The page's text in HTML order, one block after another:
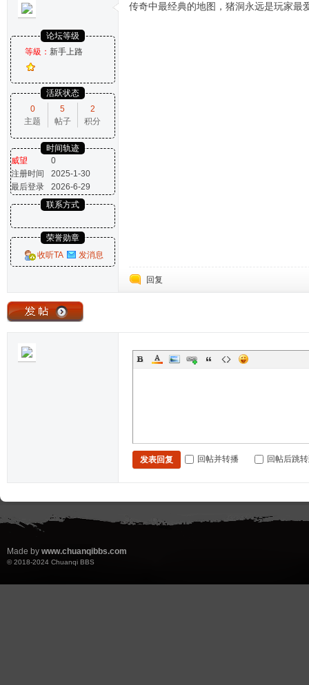
论坛等级
等級： 新手上路
活跃状态
0
主题
5
帖子
2
积分
时间轨迹
威望
0
注册时间
2025-1-30
最后登录
2026-6-29
联系方式
荣誉勋章
收听TA
发消息
传奇中最经典的地图，猪洞永远是玩家最
回复
发表回复 回帖并转播 回帖后跳
Made by www.chuanqibbs.com
© 2018-2024 Chuanqi BBS